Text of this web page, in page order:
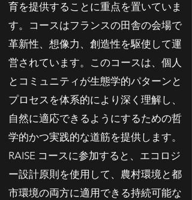
育を提供することに重点を置いていま
す。コースはフランスの田舎の会場で
革新性、想像力、創造性を駆使して運
営されています。このコースは、個人
とコミュニティが生態学的パターンと
プロセスを体系的により深く理解し、
自然に適応できるようにするための哲
学的かつ実践的な道筋を提供します。
RAISE コースに参加すると、エコロジ
ー設計原則を使用して、農村環境と都
市環境の両方に適用できる持続可能な